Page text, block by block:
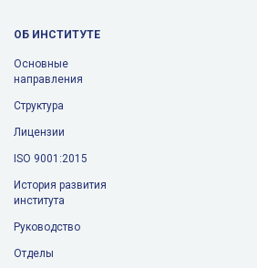
ОБ ИНСТИТУТЕ
Основные
направления
Структура
Лицензии
ISO 9001:2015
История развития
института
Руководство
Отделы